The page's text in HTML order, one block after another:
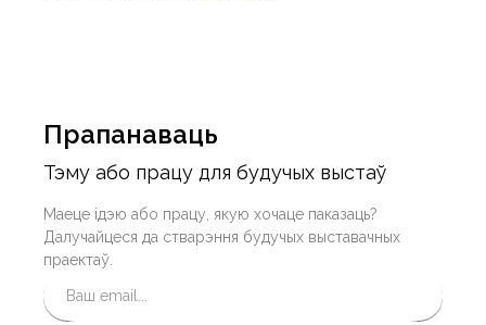
Прапанаваць
Тэму або працу для будучых выстаў
Маеце ідэю або працу, якую хочаце паказаць?
Далучайцеся да стварэння будучых выставачных
праектаў.